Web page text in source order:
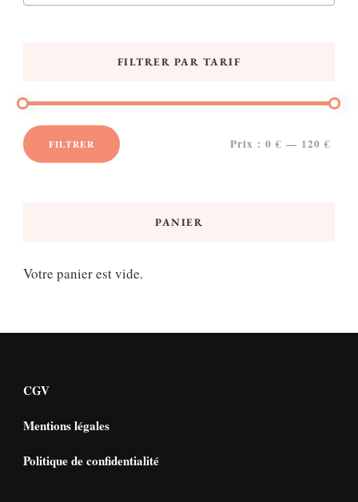
FILTRER PAR TARIF
FILTRER Prix : 0 € — 120 €
PANIER
Votre panier est vide.
CGV
Mentions légales
Politique de confidentialité